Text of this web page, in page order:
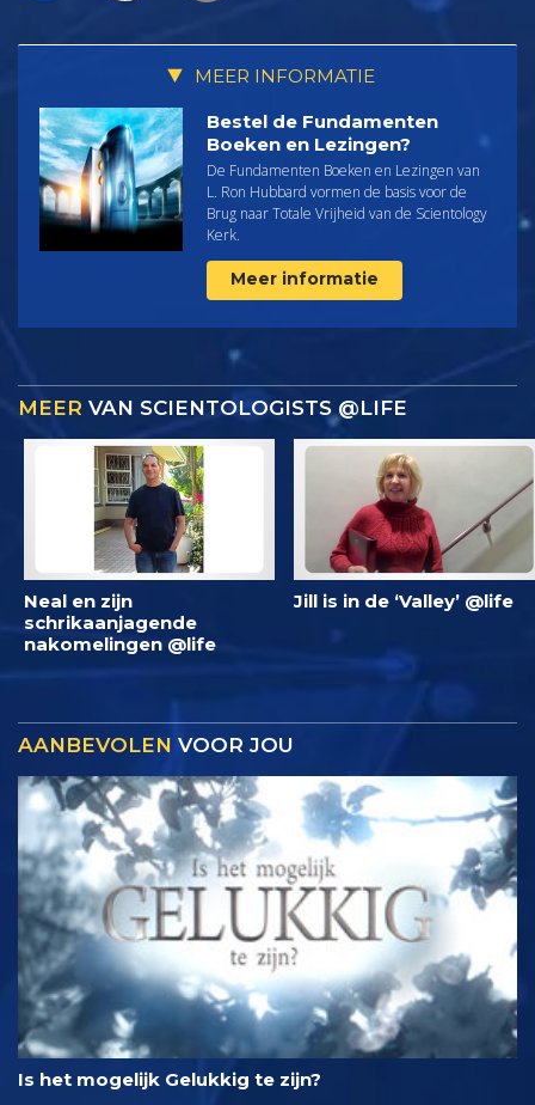
MEER INFORMATIE
Bestel de Fundamenten
Boeken en Lezingen?
De Fundamenten Boeken en Lezingen van
L. Ron Hubbard vormen de basis voor de
Brug naar Totale Vrijheid van de Scientology
Kerk.
Meer informatie
MEER VAN SCIENTOLOGISTS @LIFE
Neal en zijn
schrikaanjagende
nakomelingen @life
Jill is in de ‘Valley’ @life
AANBEVOLEN VOOR JOU
Is het mogelijk Gelukkig te zijn?